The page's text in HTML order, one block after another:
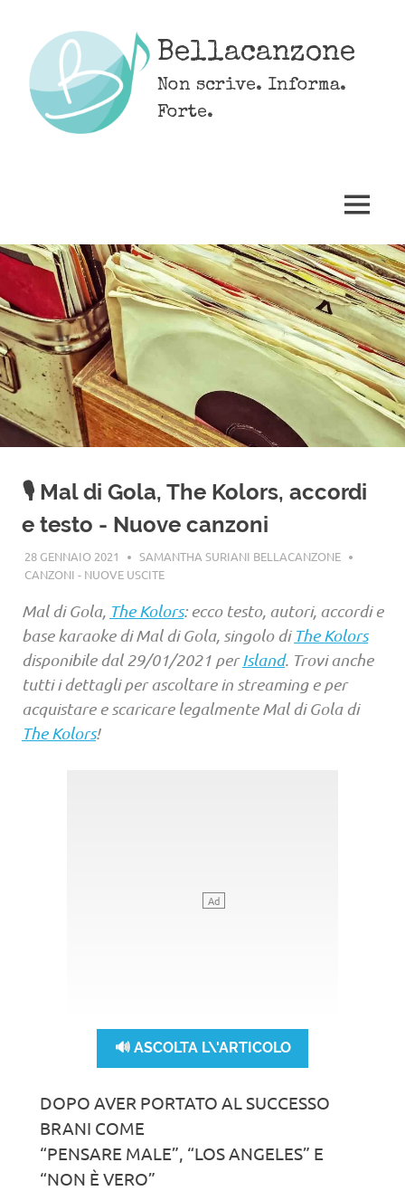
content
Bellacanzone
Non scrive. Informa.
Forte.
MENU
🎙️ Mal di Gola, The Kolors, accordi
e testo - Nuove canzoni
28 GENNAIO 2021
SAMANTHA SURIANI BELLACANZONE
CANZONI - NUOVE USCITE
Mal di Gola, The Kolors: ecco testo, autori, accordi e
base karaoke di Mal di Gola, singolo di The Kolors
disponibile dal 29/01/2021 perIsland. Trovi anche
tutti i dettagli per ascoltare in streaming e per
acquistare e scaricare legalmente Mal di Gola di
The Kolors!
🔊 ASCOLTA L\'ARTICOLO
DOPO AVER PORTATO AL SUCCESSO
BRANI COME
“PENSARE MALE”, “LOS ANGELES” E
“NON È VERO”